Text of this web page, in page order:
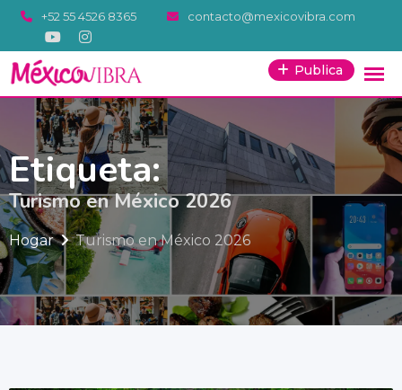
Saltar
contenido
+52 55 4526 8365 contacto@mexicovibra.com
Publica
Etiqueta:
Turismo en México 2026
Hogar Turismo en México 2026